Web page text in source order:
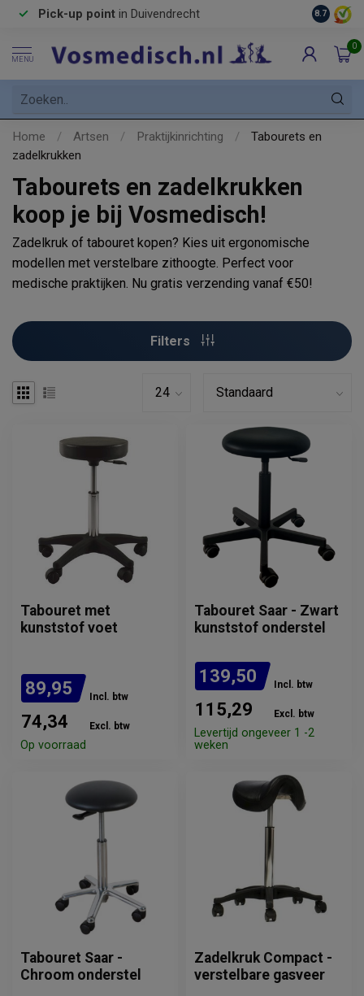
Pick-up point in Duivendrecht 8.7
MENU
0
Home / Artsen / Praktijkinrichting /
Tabourets en
zadelkrukken
Tabourets en zadelkrukken
koop je bij Vosmedisch!
Zadelkruk of tabouret kopen? Kies uit ergonomische
modellen met verstelbare zithoogte. Perfect voor
medische praktijken. Nu gratis verzending vanaf €50!
Filters
Tabouret met
kunststof voet
89,95 Incl. btw
74,34 Excl. btw
Op voorraad
Tabouret Saar - Zwart
kunststof onderstel
139,50 Incl. btw
115,29 Excl. btw
Levertijd ongeveer 1 -2
weken
Tabouret Saar -
Chroom onderstel
Zadelkruk Compact -
verstelbare gasveer